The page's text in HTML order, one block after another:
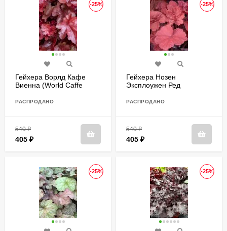
-25%
Гейхера Ворлд Кафе
Виенна (World Caffe
РАСПРОДАНО
540₽
405 ₽
-25%
Гейхера Нозен
Эксплоужен Ред
РАСПРОДАНО
540₽
405 ₽
-25% -25%